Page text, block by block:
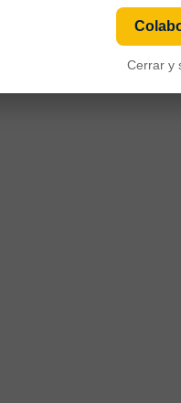
y que hasta 1997 eran
numeración fija desde sus
Cerrar y